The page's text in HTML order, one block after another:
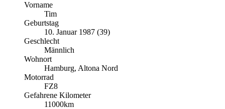
Vorname
Tim
Geburtstag
10. Januar 1987 (39)
Geschlecht
Männlich
Wohnort
Hamburg, Altona Nord
Motorrad
FZ8
Gefahrene Kilometer
11000km